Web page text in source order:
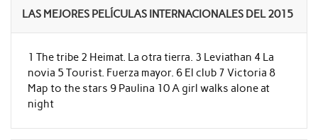
LAS MEJORES PELÍCULAS INTERNACIONALES DEL 2015
1 The tribe 2 Heimat. La otra tierra. 3 Leviathan 4 La
novia 5 Tourist. Fuerza mayor. 6 El club 7 Victoria 8
Map to the stars 9 Paulina 10 A girl walks alone at
night